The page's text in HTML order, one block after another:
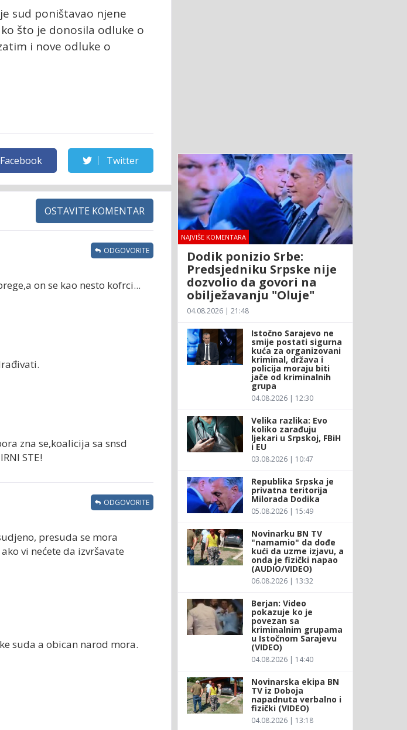
sud poništavao njene
što je donosila odluke o
i nove odluke o
Facebook Twitter
OSTAVITE KOMENTAR
on se kao nesto kofrci...
ODGOVORITE
zna se,koalicija sa snsd
STE!
presuda se mora
vi nećete da izvršavate
ODGOVORITE
suda a obican narod mora.
NAJVIŠE KOMENTARA
Dodik ponizio Srbe:
Predsjedniku Srpske nije
dozvolio da govori na
obilježavanju "Oluje"
04.08.2026 | 21:48
Istočno Sarajevo ne
smije postati sigurna
kuća za organizovani
kriminal, država i
policija moraju biti
jače od kriminalnih
grupa
04.08.2026 | 12:30
Velika razlika: Evo
koliko zarađuju
ljekari u Srpskoj, FBiH
i EU
03.08.2026 | 10:47
Republika Srpska je
privatna teritorija
Milorada Dodika
05.08.2026 | 15:49
Novinarku BN TV
"namamio" da dođe
kući da uzme izjavu, a
onda je fizički napao
(AUDIO/VIDEO)
06.08.2026 | 13:32
Berjan: Video
pokazuje ko je
povezan sa
kriminalnim grupama
u Istočnom Sarajevu
(VIDEO)
04.08.2026 | 14:40
Novinarska ekipa BN
TV iz Doboja
napadnuta verbalno i
fizički (VIDEO)
04.08.2026 | 13:18